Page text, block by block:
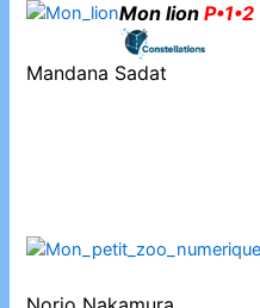
Mon lionP•1•2
Mandana Sadat